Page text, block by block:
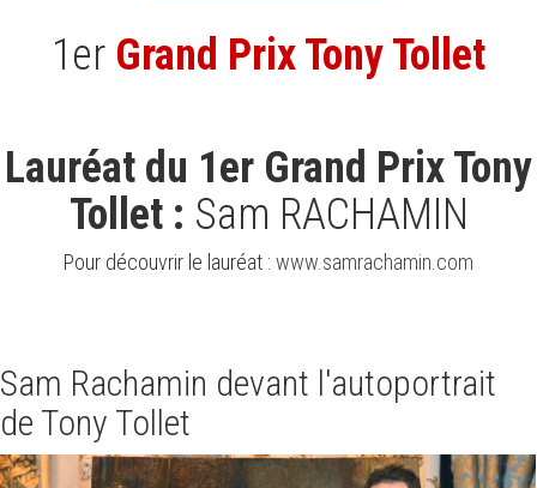
1er Grand Prix Tony Tollet
Lauréat du 1er Grand Prix Tony
Tollet : Sam RACHAMIN
Pour découvrir le lauréat : www.samrachamin.com
Sam Rachamin devant l'autoportrait
de Tony Tollet